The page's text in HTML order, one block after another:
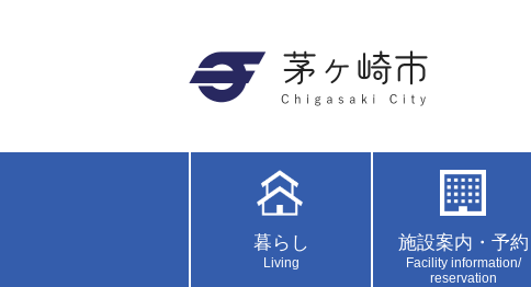
暮らし
Living
施設案内・予約
Facility information/
reservation